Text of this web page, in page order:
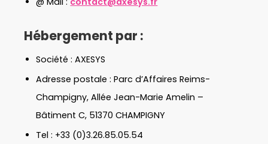
Hébergement par :
Société : AXESYS
Adresse postale : Parc d’Affaires Reims-
Champigny, Allée Jean-Marie Amelin –
Bâtiment C, 51370 CHAMPIGNY
Tel : +33 (0)3.26.85.05.54